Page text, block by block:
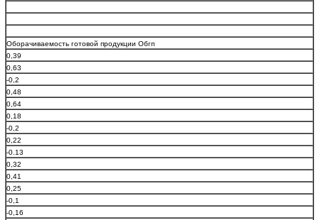
Оборачиваемость готовой продукции Обгп
0,39
0,63
-0,2
0,48
0,64
0,18
-0,2
0,22
-0.13
0,32
0,41
0,25
-0,1
-0,16